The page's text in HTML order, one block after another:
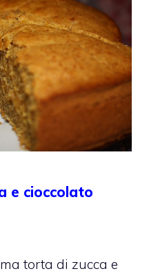
e cioccolato
torta di zucca e